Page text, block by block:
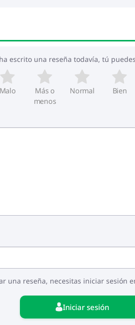
escrito una reseña todavía, tú
Malo
Más o
menos
Normal Bien
una reseña, necesitas iniciar sesión
Iniciar sesión